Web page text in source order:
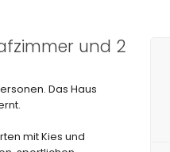
und 2
Das Haus
mit Kies und